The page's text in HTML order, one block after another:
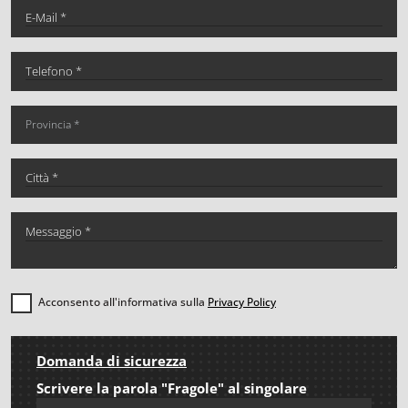
Acconsento all'informativa sulla Privacy Policy
Domanda di sicurezza
Scrivere la parola "Fragole" al singolare